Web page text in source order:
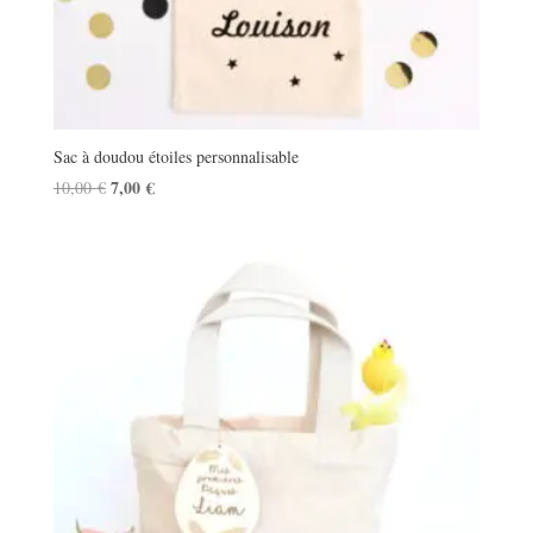
Sac à doudou étoiles personnalisable
10,00€ Le
7,00€Le